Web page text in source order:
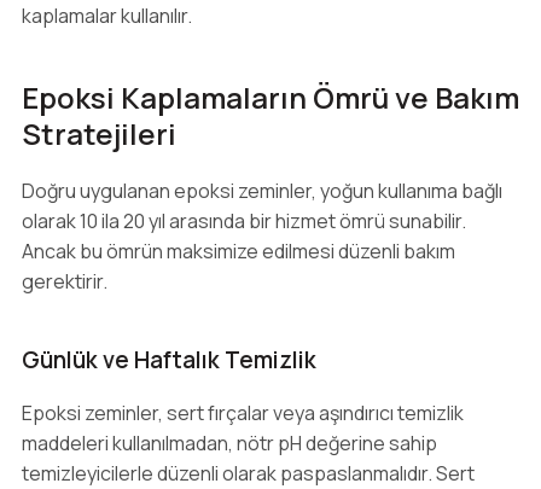
kaplamalar kullanılır.
Epoksi Kaplamaların Ömrü ve Bakım
Stratejileri
Doğru uygulanan epoksi zeminler, yoğun kullanıma bağlı
olarak 10 ila 20 yıl arasında bir hizmet ömrü sunabilir.
Ancak bu ömrün maksimize edilmesi düzenli bakım
gerektirir.
Günlük ve Haftalık Temizlik
Epoksi zeminler, sert fırçalar veya aşındırıcı temizlik
maddeleri kullanılmadan, nötr pH değerine sahip
temizleyicilerle düzenli olarak paspaslanmalıdır. Sert